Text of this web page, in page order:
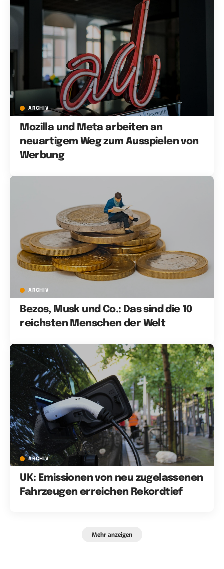
ARCHIV
Mozilla und Meta arbeiten an
neuartigem Weg zum Ausspielen von
Werbung
ARCHIV
Bezos, Musk und Co.: Das sind die 10
reichsten Menschen der Welt
ARCHIV
UK: Emissionen von neu zugelassenen
Fahrzeugen erreichen Rekordtief
Mehr anzeigen